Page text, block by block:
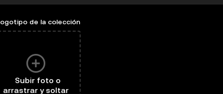
de la colección
Selecciona un archivo para subir
Subir foto o
arrastrar y soltar